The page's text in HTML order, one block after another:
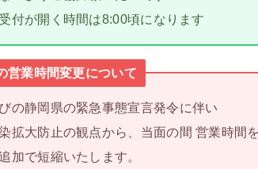
付が開く時間は8:00頃になります
営業時間変更について
の静岡県の緊急事態宣言発令に伴い
拡大防止の観点から、当面の間 営業時間
加で短縮いたします。